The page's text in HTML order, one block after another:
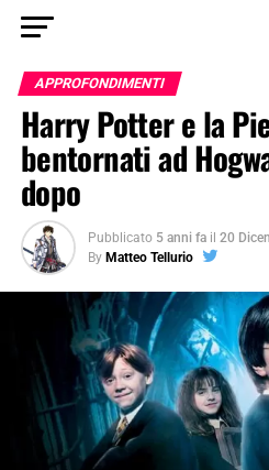
APPROFONDIMENTI
Harry Potter e la
bentornati ad
dopo
Pubblicato 5 anni fa il 20
By Matteo Tellurio